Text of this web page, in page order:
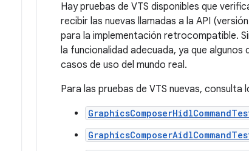
Hay pruebas de VTS disponibles que
recibir las nuevas llamadas a la API
para la implementación retrocompatible.
la funcionalidad adecuada, ya que
casos de uso del mundo real.
Para las pruebas de VTS nuevas, consulta